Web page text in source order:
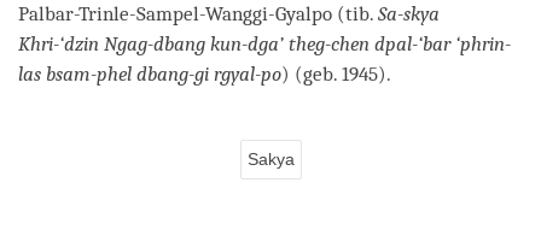
Palbar-Trinle-Sampel-Wanggi-Gyalpo (tib. Sa-skya
Khri-‘dzin Ngag-dbang kun-dga’ theg-chen dpal-‘bar ‘phrin-
las bsam-phel dbang-gi rgyal-po) (geb. 1945).
Sakya